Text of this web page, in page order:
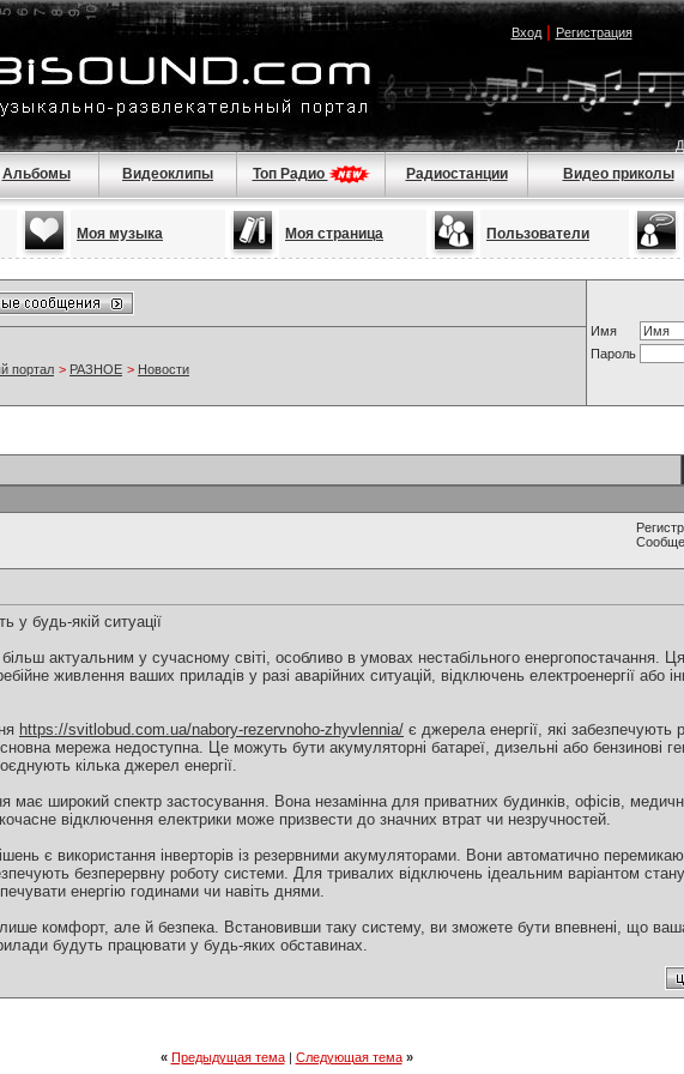
Вход| Регистрация
Альбомы Видеоклипы Топ Радио Радиостанции Видео приколы
Моя музыка Моя страница Пользователи
Имя
Пароль
портал > РАЗНОЕ > Новости
у будь-якій ситуації
актуальним у сучасному світі, особливо в умовах нестабільного енергопостачання.
живлення ваших приладів у разі аварійних ситуацій, відключень електроенергії або
https://svitlobud.com.ua/nabory-rezervnoho-zhyvlennia/ є джерела енергії, які забезпечують
мережа недоступна. Це можуть бути акумуляторні батареї, дизельні або бензинові
кілька джерел енергії.
має широкий спектр застосування. Вона незамінна для приватних будинків, офісів,
відключення електрики може призвести до значних втрат чи незручностей.
є використання інверторів із резервними акумуляторами. Вони автоматично
безперервну роботу системи. Для тривалих відключень ідеальним варіантом
енергію годинами чи навіть днями.
комфорт, але й безпека. Встановивши таку систему, ви зможете бути впевнені, що
будуть працювати у будь-яких обставинах.
« Предыдущая тема| Следующая тема »